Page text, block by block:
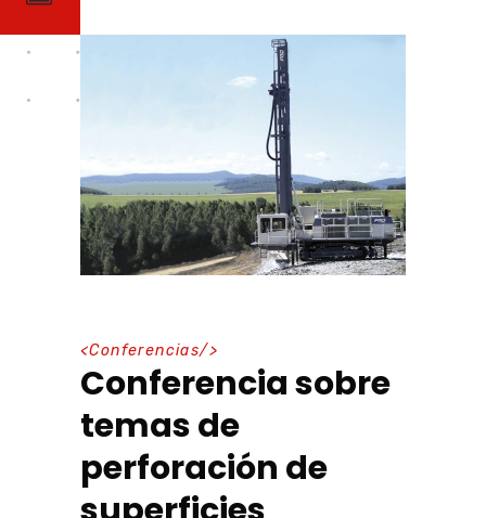
<Conferencias/>
Conferencia sobre
temas de
perforación de